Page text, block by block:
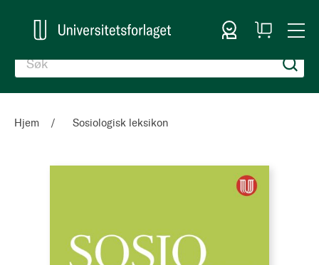
Logg inn
Handlekurv
Hjem Sosiologisk leksikon